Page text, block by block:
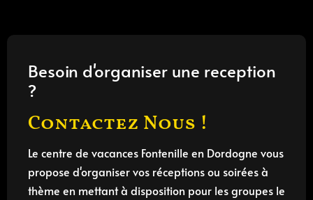
Besoin d'organiser une reception
?
Contactez Nous !
Le centre de vacances Fontenille en Dordogne vous
propose d'organiser vos réceptions ou soirées à
thème en mettant à disposition pour les groupes le